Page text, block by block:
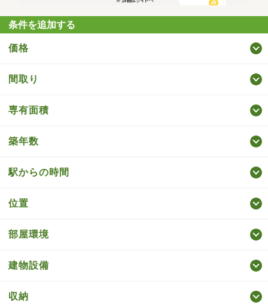
条件を追加する
価格
間取り
専有面積
築年数
駅からの時間
位置
部屋環境
建物設備
収納